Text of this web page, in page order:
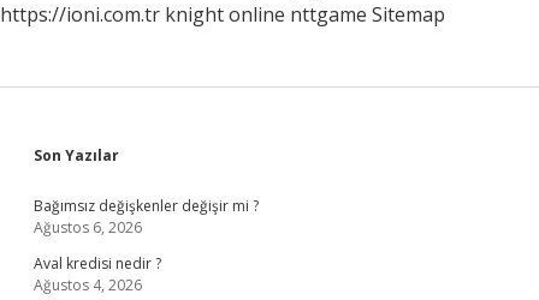
https://ioni.com.tr knight online nttgame Sitemap
Sidebar
Son Yazılar
Bağımsız değişkenler değişir mi ?
Ağustos 6, 2026
Aval kredisi nedir ?
Ağustos 4, 2026